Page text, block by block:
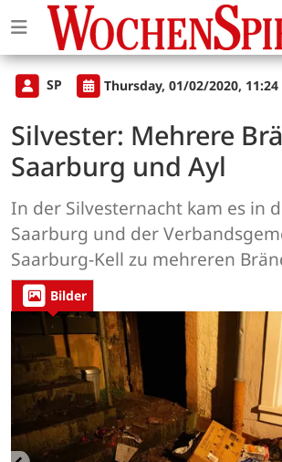
SP Thursday, 01/02/2020, 11:24
Silvester: Mehrere
Saarburg und Ayl
In der Silvesternacht kam es in
Saarburg und der
Saarburg-Kell zu mehreren
Bilder